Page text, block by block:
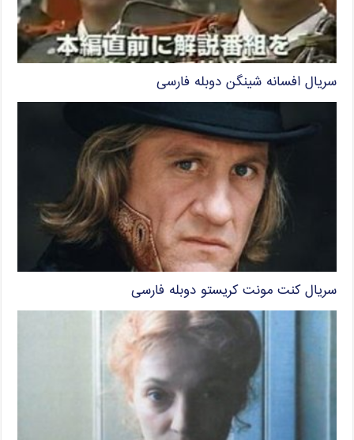
سریال افسانه شینگن دوبله فارسی
سریال کنت مونت کریستو دوبله فارسی